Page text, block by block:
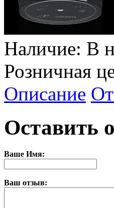
Наличие: В
Розничная
Описание
Оставить
Ваше Имя:
Ваш отзыв: